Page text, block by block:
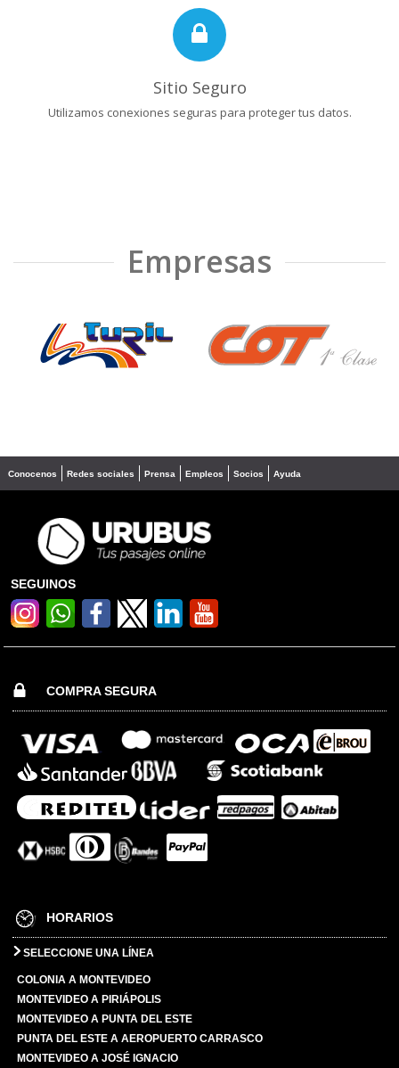
Sitio Seguro
Utilizamos conexiones seguras para proteger tus datos.
Empresas
❮ ❯
Conocenos Redes sociales Prensa Empleos Socios Ayuda
SEGUINOS
COMPRA SEGURA
HORARIOS
SELECCIONE UNA LÍNEA
COLONIA A MONTEVIDEO
MONTEVIDEO A PIRIÁPOLIS
MONTEVIDEO A PUNTA DEL ESTE
PUNTA DEL ESTE A AEROPUERTO CARRASCO
MONTEVIDEO A JOSÉ IGNACIO